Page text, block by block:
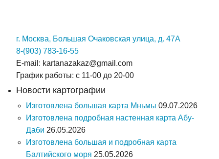
г. Москва, Большая Очаковская улица, д. 47А
8-(903) 783-16-55
E-mail: kartanazakaz@gmail.com
График работы: с 11-00 до 20-00
Новости картографии
Изготовлена большая карта Мньмы 09.07.2026
Изготовлена подробная настенная карта Абу-
Даби 26.05.2026
Изготовлена большая и подробная карта
Балтийского моря 25.05.2026